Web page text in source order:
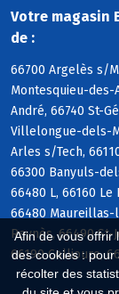
Afin de vous offrir
des cookies :
récolter des
Votre magasin
de :
66700 Argelès s/
Montesquieu-des-
André, 66740 St-
Villelongue-dels-
Arles s/Tech,
66300 Banyuls-
66480 L, 66160
66480 Maureillas-
Reynès, 66490
66190 Collioure,